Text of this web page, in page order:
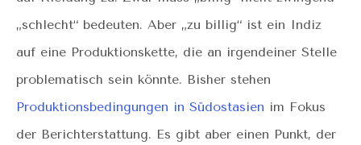
„schlecht“ bedeuten. Aber „zu billig“ ist ein Indiz
auf eine Produktionskette, die an irgendeiner Stelle
problematisch sein könnte. Bisher stehen
Produktionsbedingungen in Südostasien im Fokus
der Berichterstattung. Es gibt aber einen Punkt, der